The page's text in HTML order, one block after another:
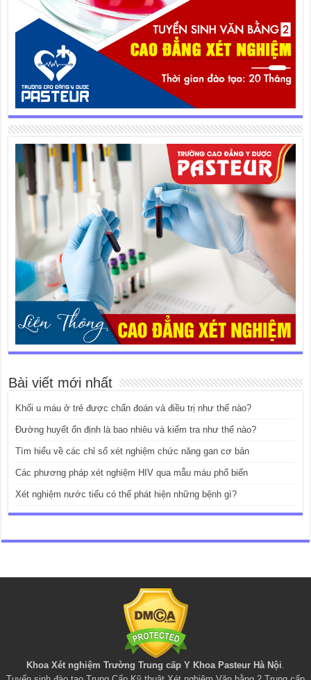
Bài viết mới nhất
Khối u máu ở trẻ được chẩn đoán và điều trị như thế nào?
Đường huyết ổn định là bao nhiêu và kiểm tra như thế nào?
Tìm hiểu về các chỉ số xét nghiệm chức năng gan cơ bản
Các phương pháp xét nghiệm HIV qua mẫu máu phổ biến
Xét nghiệm nước tiểu có thể phát hiện những bệnh gì?
Khoa Xét nghiệm Trường Trung cấp Y Khoa Pasteur Hà Nội